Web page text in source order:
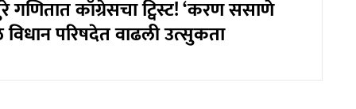
गणितात काँग्रेसचा ट्विस्ट! ‘करण ससाणे
विधान परिषदेत वाढली उत्सुकता